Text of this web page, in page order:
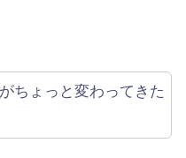
ちょっと変わってきた